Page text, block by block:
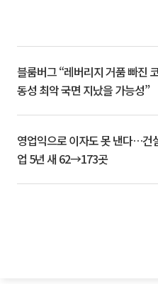
블룸버그 “레버리지 거품 빠진
동성 최악 국면 지났을 가능성”
영업익으로 이자도 못 낸다…건
업 5년 새 62→173곳